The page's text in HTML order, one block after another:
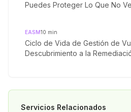
Puedes Proteger Lo Que No
EASM10 min
Ciclo de Vida de Gestión de
Descubrimiento a la
Servicios Relacionados